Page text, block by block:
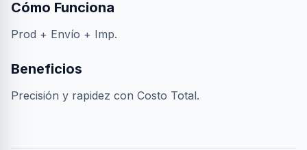
Cómo Funciona
Prod + Envío + Imp.
Beneficios
Precisión y rapidez con Costo Total.